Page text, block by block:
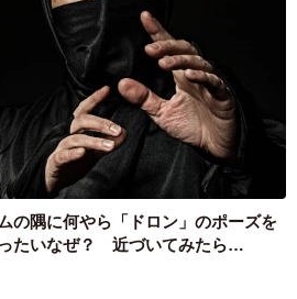
の隅に何やら「ドロン」のポーズを
たいなぜ？ 近づいてみたら…